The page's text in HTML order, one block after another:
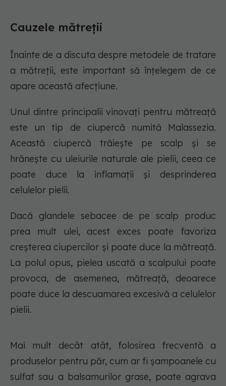
Cauzele mătreții
Înainte de a discuta despre metodele de tratare
a mătreții, este important să înțelegem de ce
apare această afecțiune.
Unul dintre principalii vinovați pentru mătreață
este un tip de ciupercă numită Malassezia.
Această ciupercă trăiește pe scalp și se
hrănește cu uleiurile naturale ale pielii, ceea ce
poate duce la inflamații și desprinderea
celulelor pielii.
Dacă glandele sebacee de pe scalp produc
prea mult ulei, acest exces poate favoriza
creșterea ciupercilor și poate duce la mătreață.
La polul opus, pielea uscată a scalpului poate
provoca, de asemenea, mătreață, deoarece
poate duce la descuamarea excesivă a celulelor
pielii.
Mai mult decât atât, folosirea frecventă a
produselor pentru păr, cum ar fi șampoanele cu
sulfat sau a balsamurilor grase, poate agrava